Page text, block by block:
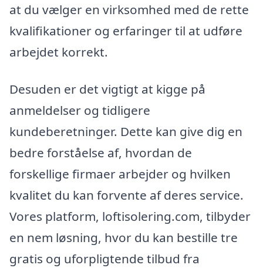
at du vælger en virksomhed med de rette
kvalifikationer og erfaringer til at udføre
arbejdet korrekt.
Desuden er det vigtigt at kigge på
anmeldelser og tidligere
kundeberetninger. Dette kan give dig en
bedre forståelse af, hvordan de
forskellige firmaer arbejder og hvilken
kvalitet du kan forvente af deres service.
Vores platform, loftisolering.com, tilbyder
en nem løsning, hvor du kan bestille tre
gratis og uforpligtende tilbud fra